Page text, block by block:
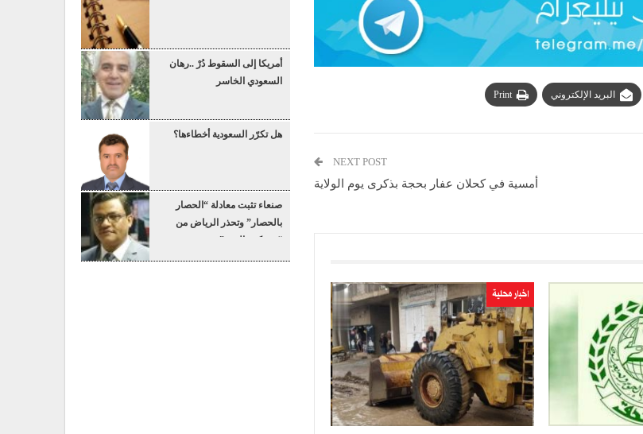
البريد الإلكتروني Print
NEXT POST
أمسية في كحلان عفار بحجة بذكرى يوم الولاية
اخبار محلية
أمريكا إلى السقوط دُرْ ..رهان
السعودي الخاسر
هل تكرّر السعودية أخطاءها؟
صنعاء تثبت معادلة “الحصار
بالحصار” وتحذر الرياض من
“عسكرة البحر”